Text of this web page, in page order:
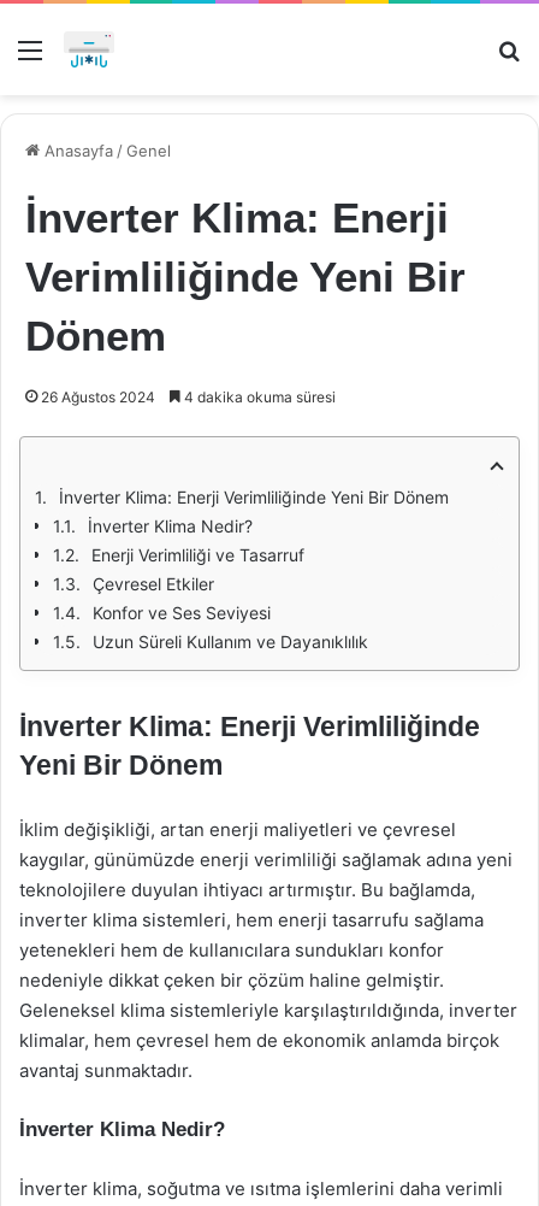
Menü
Anasayfa /Genel
İnverter Klima: Enerji
Verimliliğinde Yeni Bir
Dönem
26 Ağustos 2024 4 dakika okuma süresi
İnverter Klima: Enerji Verimliliğinde Yeni Bir Dönem
İnverter Klima Nedir?
Enerji Verimliliği ve Tasarruf
Çevresel Etkiler
Konfor ve Ses Seviyesi
Uzun Süreli Kullanım ve Dayanıklılık
İnverter Klima: Enerji Verimliliğinde
Yeni Bir Dönem
İklim değişikliği, artan enerji maliyetleri ve çevresel
kaygılar, günümüzde enerji verimliliği sağlamak adına yeni
teknolojilere duyulan ihtiyacı artırmıştır. Bu bağlamda,
inverter klima sistemleri, hem enerji tasarrufu sağlama
yetenekleri hem de kullanıcılara sundukları konfor
nedeniyle dikkat çeken bir çözüm haline gelmiştir.
Geleneksel klima sistemleriyle karşılaştırıldığında, inverter
klimalar, hem çevresel hem de ekonomik anlamda birçok
avantaj sunmaktadır.
İnverter Klima Nedir?
İnverter klima, soğutma ve ısıtma işlemlerini daha verimli